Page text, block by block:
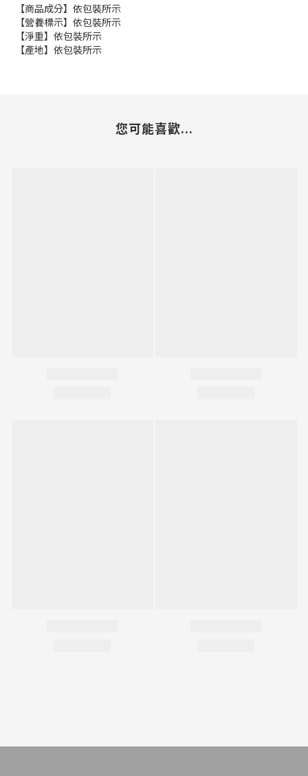
【商品成分】依包裝所示
【營養標示】依包裝所示
【淨重】依包裝所示
【產地】依包裝所示
您可能喜歡...